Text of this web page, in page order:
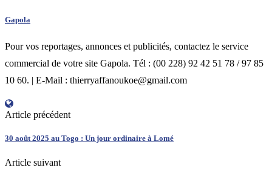
Gapola
Pour vos reportages, annonces et publicités, contactez le service
commercial de votre site Gapola. Tél : (00 228) 92 42 51 78 / 97 85
10 60. | E-Mail : thierryaffanoukoe@gmail.com
Article précédent
30 août 2025 au Togo : Un jour ordinaire à Lomé
Article suivant